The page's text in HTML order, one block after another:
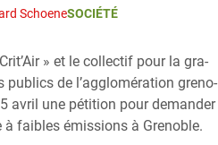
SchoeneSOCIÉTÉ
» et le col­lec­tif pour la gra­
publics de l’agglomération gre­no­
avril une péti­tion pour deman­der
à faibles émis­sions à Gre­noble.